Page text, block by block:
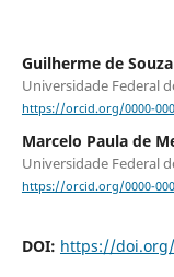
Guilherme de
Universidade Federal
https://orcid.org/0000-
Marcelo Paula de
Universidade Federal
https://orcid.org/0000-
DOI: https://doi.org/